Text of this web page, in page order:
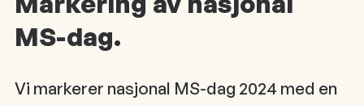
MS-dag.
Vi markerer nasjonal MS-dag 2024 med en